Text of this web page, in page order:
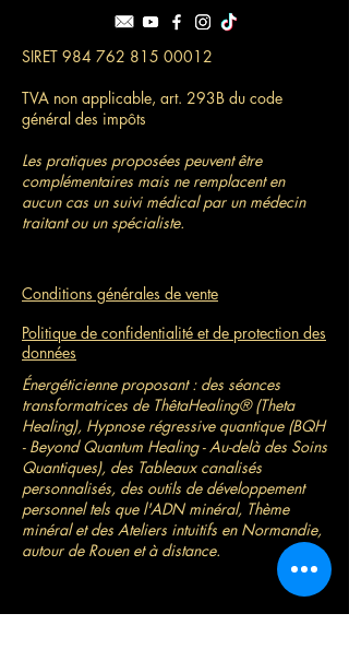
SIRET 984 762 815 00012
TVA non applicable, art. 293B du code
général des impôts
Les pratiques proposées peuvent être
complémentaires mais ne remplacent en
aucun cas un suivi médical par un médecin
traitant ou un spécialiste.
Conditions générales de vente
Politique de confidentialité et de protection des
données
Énergéticienne proposant : des séances
transformatrices de ThêtaHealing® (Theta
Healing), Hypnose régressive quantique (BQH
- Beyond Quantum Healing - Au-delà des Soins
Quantiques), des Tableaux canalisés
personnalisés, des outils de développement
personnel tels que l'ADN minéral, Thème
minéral et des Ateliers intuitifs en Normandie,
autour de Rouen et à distance.